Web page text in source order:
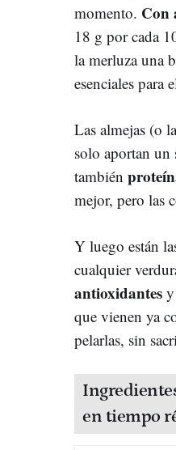
momento. Con
18 g por cada
la merluza una
esenciales para
Las almejas (o
solo aportan un
también
mejor, pero las
Y luego están
cualquier
antioxidantes
que vienen ya
pelarlas, sin
en tiempo